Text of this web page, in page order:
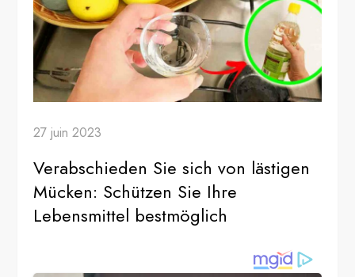
27 juin 2023
Verabschieden Sie sich von lästigen
Mücken: Schützen Sie Ihre
Lebensmittel bestmöglich